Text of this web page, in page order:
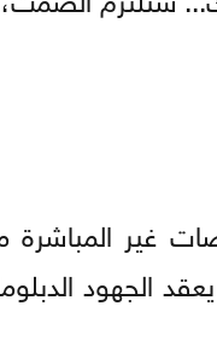
غير المباشرة
الجهود